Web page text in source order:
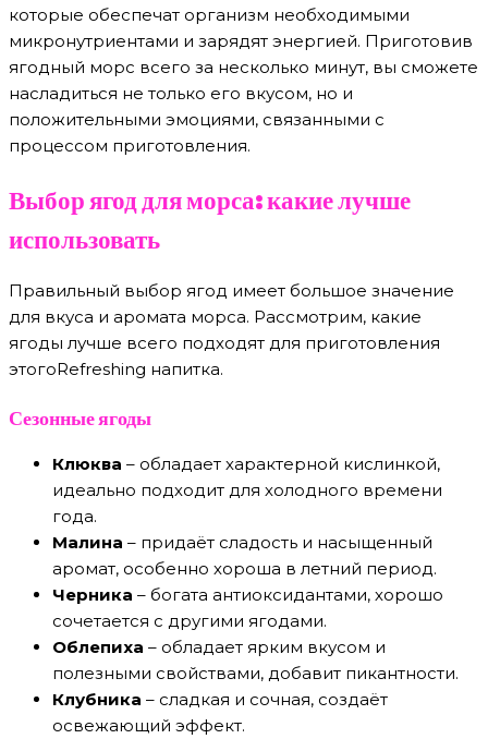
которые обеспечат организм необходимыми
микронутриентами и зарядят энергией. Приготовив
ягодный морс всего за несколько минут, вы сможете
насладиться не только его вкусом, но и
положительными эмоциями, связанными с
процессом приготовления.
Выбор ягод для морса: какие лучше
использовать
Правильный выбор ягод имеет большое значение
для вкуса и аромата морса. Рассмотрим, какие
ягоды лучше всего подходят для приготовления
этогоRefreshing напитка.
Сезонные ягоды
Клюква – обладает характерной кислинкой,
идеально подходит для холодного времени
года.
Малина – придаёт сладость и насыщенный
аромат, особенно хороша в летний период.
Черника – богата антиоксидантами, хорошо
сочетается с другими ягодами.
Облепиха – обладает ярким вкусом и
полезными свойствами, добавит пикантности.
Клубника – сладкая и сочная, создаёт
освежающий эффект.